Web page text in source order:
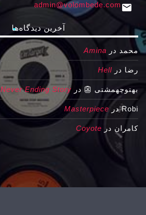
email
admin@volombede.com
آخرین دیدگاه‌ها
محمد در Amina
رضا در Hell
بهتوچهمشتی 👺 در Never Ending Story
Robiدر Masterpiece
کامران در Coyote